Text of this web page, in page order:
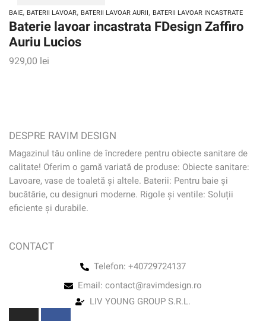
BAIE, BATERII LAVOAR, BATERII LAVOAR AURII, BATERII LAVOAR INCASTRATE
Baterie lavoar incastrata FDesign Zaffiro
Auriu Lucios
929,00 lei
DESPRE RAVIM DESIGN
Magazinul tău online de încredere pentru obiecte sanitare de
calitate! Oferim o gamă variată de produse: Obiecte sanitare:
Lavoare, vase de toaletă și altele. Baterii: Pentru baie și
bucătărie, cu designuri moderne. Rigole și ventile: Soluții
eficiente și durabile.
CONTACT
Telefon: +40729724137
Email: contact@ravimdesign.ro
LIV YOUNG GROUP S.R.L.